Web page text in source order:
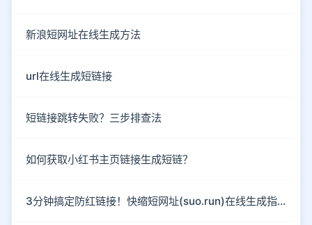
新浪短网址在线生成方法
url在线生成短链接
短链接跳转失败？三步排查法
如何获取小红书主页链接生成短链？
3分钟搞定防红链接！快缩短网址(suo.run)在线生成指南